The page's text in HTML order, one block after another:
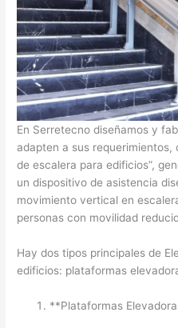
En Serretecno diseñamos y
adapten a sus requerimientos,
de escalera para edificios”,
un dispositivo de asistencia
movimiento vertical en
personas con movilidad
Hay dos tipos principales de
edificios: plataformas
**Plataformas